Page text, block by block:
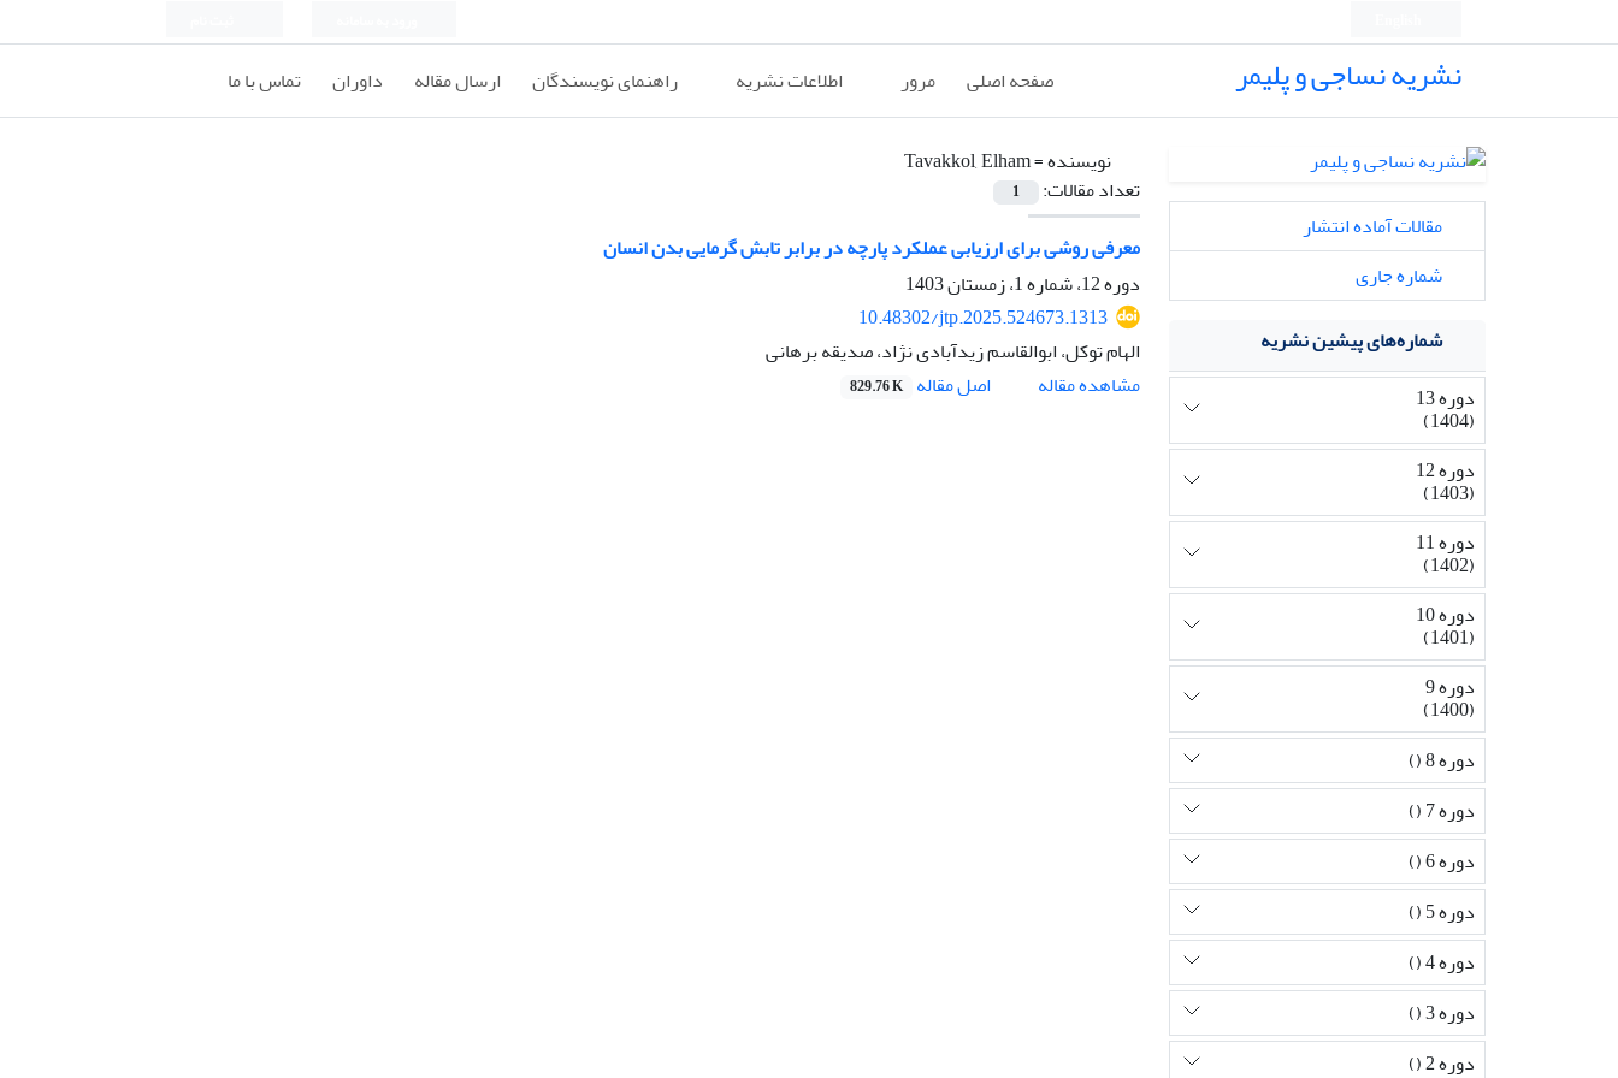
نشریه نساجی و پلیمر صفحه اصلی مرور اطلاعات نشریه راهنمای نویسندگان ارسال مقاله داوران تماس با ما
نویسنده =Tavakkol, Elham
تعداد مقالات:
1
معرفی روشی برای ارزیابی عملکرد پارچه در برابر تابش گرمایی بدن انسان
دوره 12، شماره 1، زمستان 1403
10.48302/jtp.2025.524673.1313
الهام توکل، ابوالقاسم زیدآبادی نژاد، صدیقه برهانی
مشاهده مقاله
اصل مقاله 829.76 K
مقالات آماده انتشار
شماره جاری
شماره‌های پیشین نشریه
دوره 13
(1404)
دوره 12
(1403)
دوره 11
(1402)
دوره 10
(1401)
دوره 9
(1400)
دوره 8 ()
دوره 7 ()
دوره 6 ()
دوره 5 ()
دوره 4 ()
دوره 3 ()
دوره 2 ()